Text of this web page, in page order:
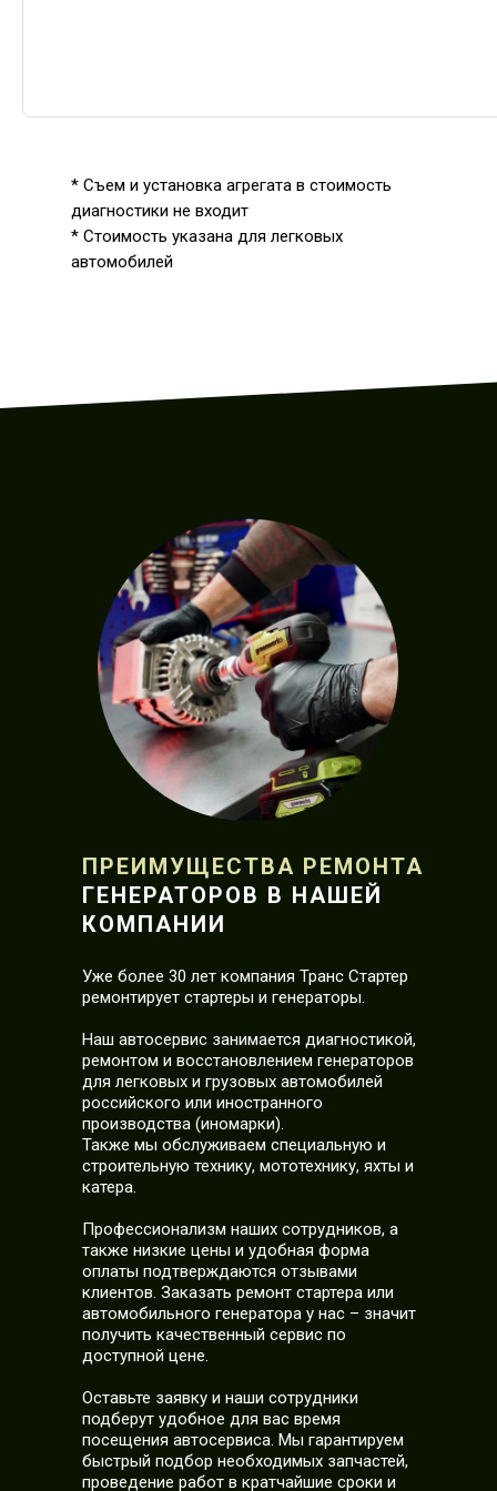
* Съем и установка агрегата в стоимость
диагностики не входит
* Стоимость указана для легковых
автомобилей
ПРЕИМУЩЕСТВА РЕМОНТА
ГЕНЕРАТОРОВ В НАШЕЙ
КОМПАНИИ
Уже более 30 лет компания Транс Стартер
ремонтирует стартеры и генераторы.
Наш автосервис занимается диагностикой,
ремонтом и восстановлением генераторов
для легковых и грузовых автомобилей
российского или иностранного
производства (иномарки).
Также мы обслуживаем специальную и
строительную технику, мототехнику, яхты и
катера.
Профессионализм наших сотрудников, а
также низкие цены и удобная форма
оплаты подтверждаются отзывами
клиентов. Заказать ремонт стартера или
автомобильного генератора у нас – значит
получить качественный сервис по
доступной цене.
Оставьте заявку и наши сотрудники
подберут удобное для вас время
посещения автосервиса. Мы гарантируем
быстрый подбор необходимых запчастей,
проведение работ в кратчайшие сроки и